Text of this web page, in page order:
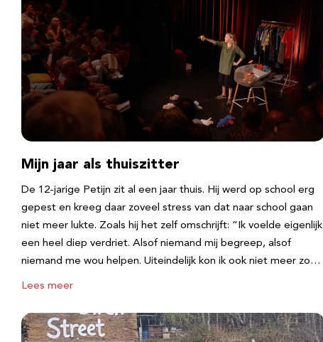
Mijn jaar als thuiszitter
De 12-jarige Petijn zit al een jaar thuis. Hij werd op school erg
gepest en kreeg daar zoveel stress van dat naar school gaan
niet meer lukte. Zoals hij het zelf omschrijft: “Ik voelde eigenlijk
een heel diep verdriet. Alsof niemand mij begreep, alsof
niemand me wou helpen. Uiteindelijk kon ik ook niet meer zo…
Lees meer